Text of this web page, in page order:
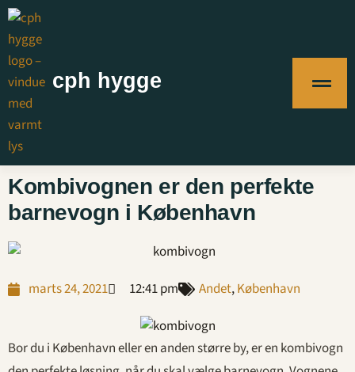
cph hygge
Kombivognen er den perfekte
barnevogn i København
marts 24, 2021 12:41 pm Andet,København
Bor du i København eller en anden større by, er en kombivogn